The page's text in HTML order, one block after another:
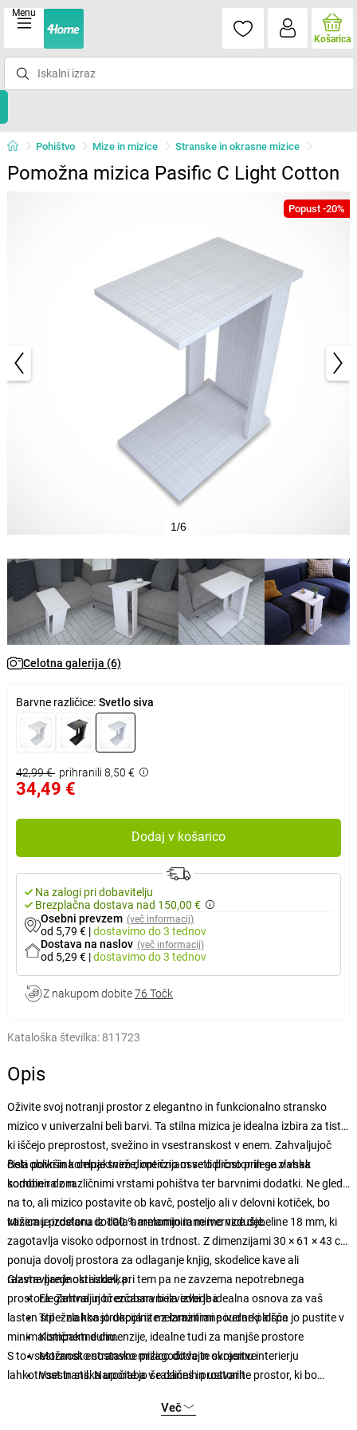
Menu
Košarica
Pohištvo Mize in mizice Stranske in okrasne mizice
Pomožna mizica Pasific C Light Cotton
Popust -20%
1/6
Celotna galerija (6)
Barvne različice: Svetlo siva
42,99 € prihranili 8,50 €
34,49 €
Dodaj v košarico
Na zalogi pri dobavitelju
Brezplačna dostava nad 150,00 €
Osebni prevzem (več informacij)
od 5,79 € |dostavimodo 3 tednov
Dostava na naslov (več informacij)
od 5,29 € |dostavimodo 3 tednov
Z nakupom dobite76 Točk
Kataloška številka: 811723
Opis
Oživite svoj notranji prostor z elegantno in funkcionalno stransko
mizico v univerzalni beli barvi. Ta stilna mizica je idealna izbira za tiste,
ki iščejo preprostost, svežino in vsestranskost v enem. Zahvaljujoč
čisti obliki in kompaktnim dimenzijam se odlično prilega v vsak
sodoben dom.
Bela površina deluje sveže, optično osvetli prostor in se zlahka
kombinira z različnimi vrstami pohištva ter barvnimi dodatki. Ne glede
na to, ali mizico postavite ob kavč, posteljo ali v delovni kotiček, bo
vašemu prostoru dodala harmonijo in mirno vzdušje.
Mizica je izdelana iz 100 % melaminirane ivernice debeline 18 mm, ki
zagotavlja visoko odpornost in trdnost. Z dimenzijami 30 × 61 × 43 cm
ponuja dovolj prostora za odlaganje knjig, skodelice kave ali
razstavljanje okraskov, pri tem pa ne zavzema nepotrebnega
prostora. Zahvaljujoč enobarvni izvedbi je idealna osnova za vaš
lasten stil – zlahka jo dopolnite z izrazitimi poudarki ali pa jo pustite v
minimalističnem duhu.
Glavne prednosti izdelka:
Elegantna in brezčasna bela izvedba
Trpežna konstrukcija iz melaminirane iverne plošče
Kompaktne dimenzije, idealne tudi za manjše prostore
Možnost enostavne prilagoditve in okrasitve
Vsestranska uporaba v različnih prostorih
Debelina materiala: 18 mm
S to vsestransko stransko mizico dodajte svojemu interierju
lahkotnost in stil. Naročite jo še danes in ustvarite prostor, ki bo
Več